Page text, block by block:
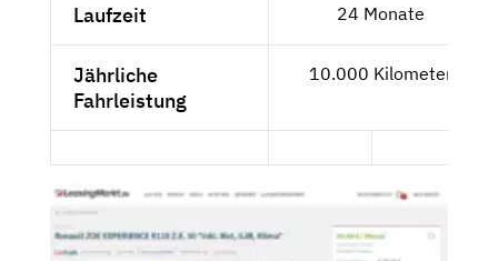
Laufzeit 24 Monate
Jährliche
Fahrleistung
10.000 Kilometer